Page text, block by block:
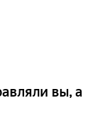
вы, а